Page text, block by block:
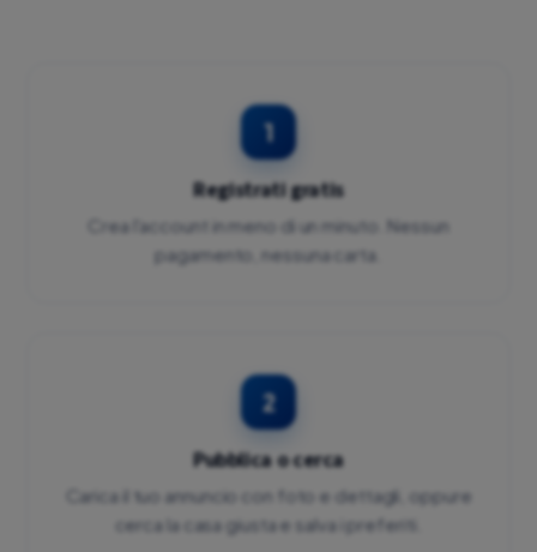
1
Registrati gratis
Crea l'account in meno di un minuto. Nessun
pagamento, nessuna carta.
2
Pubblica o cerca
Carica il tuo annuncio con foto e dettagli, oppure
cerca la casa giusta e salva i preferiti.